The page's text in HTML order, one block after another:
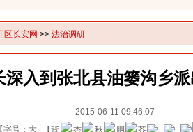
区长安网 >> 法治调研
深入到张北县油篓沟乡
2015-06-11 09:46:07
【字号： 大
【背